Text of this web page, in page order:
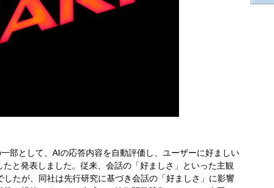
部として、AIの応答内容を自動評価し、ユーザーに好ましい
と発表しました。従来、会話の「好ましさ」といった主観
たが、同社は先行研究に基づき会話の「好ましさ」に影響